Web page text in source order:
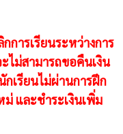
การเรียนระหว่างการ
ไม่สามารถขอคืนเงิน
เรียนไม่ผ่านการฝึก
และชำระเงินเพิ่ม